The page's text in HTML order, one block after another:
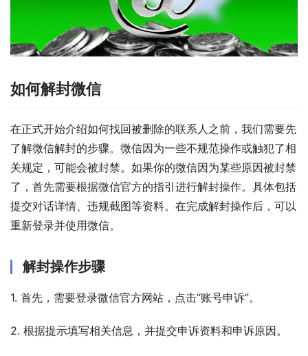
如何解封微信
在正式开始介绍如何找回被删除的联系人之前，我们需要先
了解微信解封的步骤。微信因为一些不规范操作或触犯了相
关规定，可能会被封禁。如果你的微信因为某些原因被封禁
了，首先需要根据微信官方的指引进行解封操作。具体包括
提交对话详情、违规截图等资料。在完成解封操作后，可以
重新登录并使用微信。
解封操作步骤
1. 首先，需要登录微信官方网站，点击“账号申诉”。
2. 根据提示填写相关信息，并提交申诉资料和申诉原因。